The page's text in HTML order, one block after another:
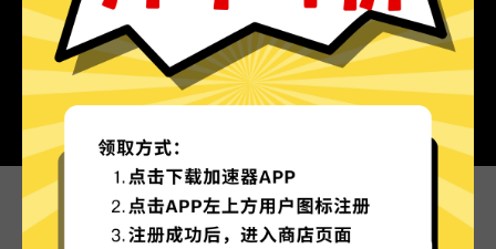
为什么选择原神加速器?